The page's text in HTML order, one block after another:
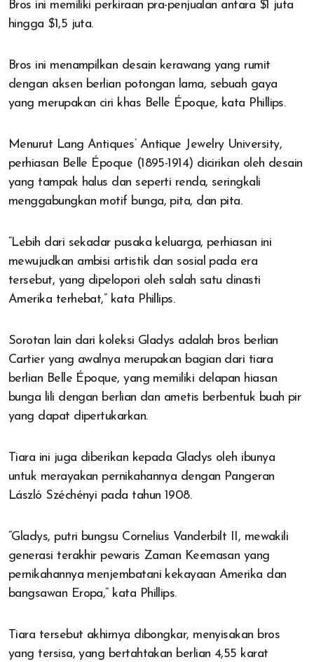
Bros ini memiliki perkiraan pra-penjualan antara $1 juta
hingga $1,5 juta.
Bros ini menampilkan desain kerawang yang rumit
dengan aksen berlian potongan lama, sebuah gaya
yang merupakan ciri khas Belle Époque, kata Phillips.
Menurut Lang Antiques’ Antique Jewelry University,
perhiasan Belle Époque (1895-1914) dicirikan oleh desain
yang tampak halus dan seperti renda, seringkali
menggabungkan motif bunga, pita, dan pita.
“Lebih dari sekadar pusaka keluarga, perhiasan ini
mewujudkan ambisi artistik dan sosial pada era
tersebut, yang dipelopori oleh salah satu dinasti
Amerika terhebat,” kata Phillips.
Sorotan lain dari koleksi Gladys adalah bros berlian
Cartier yang awalnya merupakan bagian dari tiara
berlian Belle Époque, yang memiliki delapan hiasan
bunga lili dengan berlian dan ametis berbentuk buah pir
yang dapat dipertukarkan.
Tiara ini juga diberikan kepada Gladys oleh ibunya
untuk merayakan pernikahannya dengan Pangeran
László Széchényi pada tahun 1908.
“Gladys, putri bungsu Cornelius Vanderbilt II, mewakili
generasi terakhir pewaris Zaman Keemasan yang
pernikahannya menjembatani kekayaan Amerika dan
bangsawan Eropa,” kata Phillips.
Tiara tersebut akhirnya dibongkar, menyisakan bros
yang tersisa, yang bertahtakan berlian 4,55 karat